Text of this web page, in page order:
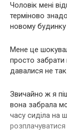
Чоловік мені
терміново
новому
Мене це
просто забрати
давалися не
Звичайно ж я
вона забрала
часу сиділа на
розплачуватися